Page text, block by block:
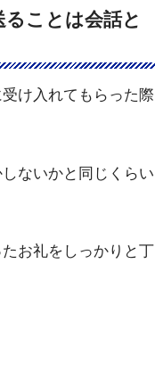
ことは会話と
け入れてもらった際
ないかと同じくらい
お礼をしっかりと丁